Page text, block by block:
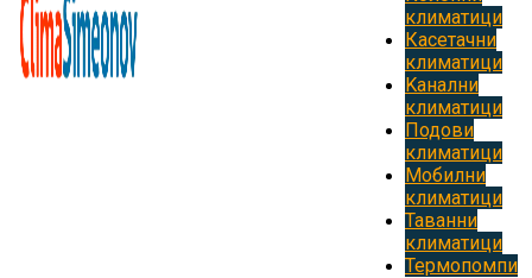
климатици
Касетачни
климатици
Kанални
климатици
Подови
климатици
Мобилни
климатици
Таванни
климатици
Термопомпи